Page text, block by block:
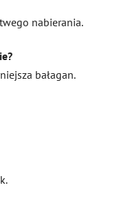
nabierania.
bałagan.